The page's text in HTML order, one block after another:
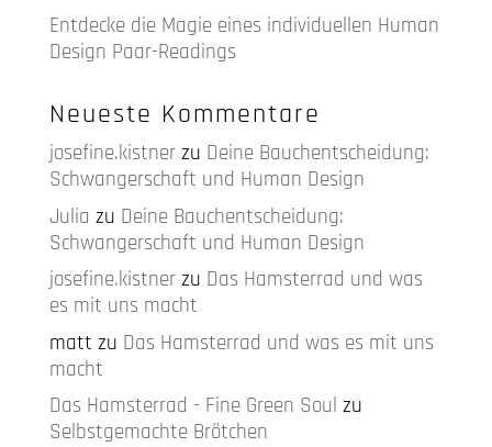
Entdecke die Magie eines individuellen Human
Design Paar-Readings
Neueste Kommentare
josefine.kistnerzu Deine Bauchentscheidung:
Schwangerschaft und Human Design
Julia zu Deine Bauchentscheidung:
Schwangerschaft und Human Design
josefine.kistnerzu Das Hamsterrad und was
es mit uns macht
matt zu Das Hamsterrad und was es mit uns
macht
Das Hamsterrad - Fine Green Soul zu
Selbstgemachte Brötchen